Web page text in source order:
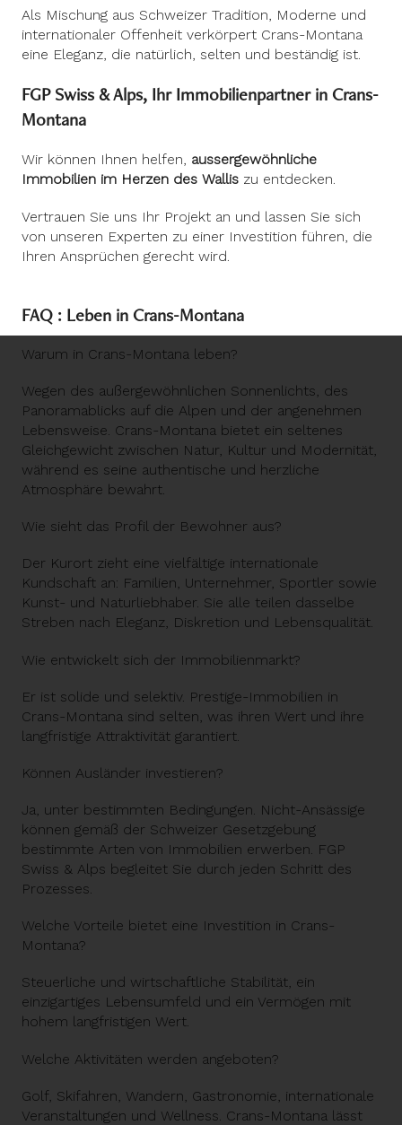
Als Mischung aus Schweizer Tradition, Moderne und
internationaler Offenheit verkörpert Crans-Montana
eine Eleganz, die natürlich, selten und beständig ist.
FGP Swiss & Alps, Ihr Immobilienpartner in Crans-
Montana
Wir können Ihnen helfen, aussergewöhnliche
Immobilien im Herzen des Wallis zu entdecken.
Vertrauen Sie uns Ihr Projekt an und lassen Sie sich
von unseren Experten zu einer Investition führen, die
Ihren Ansprüchen gerecht wird.
FAQ : Leben in Crans-Montana
Warum in Crans-Montana leben?
Wegen des außergewöhnlichen Sonnenlichts, des
Panoramablicks auf die Alpen und der angenehmen
Lebensweise. Crans-Montana bietet ein seltenes
Gleichgewicht zwischen Natur, Kultur und Modernität,
während es seine authentische und herzliche
Atmosphäre bewahrt.
Wie sieht das Profil der Bewohner aus?
Der Kurort zieht eine vielfältige internationale
Kundschaft an: Familien, Unternehmer, Sportler sowie
Kunst- und Naturliebhaber. Sie alle teilen dasselbe
Streben nach Eleganz, Diskretion und Lebensqualität.
Wie entwickelt sich der Immobilienmarkt?
Er ist solide und selektiv. Prestige-Immobilien in
Crans-Montana sind selten, was ihren Wert und ihre
langfristige Attraktivität garantiert.
Können Ausländer investieren?
Ja, unter bestimmten Bedingungen. Nicht-Ansässige
können gemäß der Schweizer Gesetzgebung
bestimmte Arten von Immobilien erwerben. FGP
Swiss & Alps begleitet Sie durch jeden Schritt des
Prozesses.
Welche Vorteile bietet eine Investition in Crans-
Montana?
Steuerliche und wirtschaftliche Stabilität, ein
einzigartiges Lebensumfeld und ein Vermögen mit
hohem langfristigen Wert.
Welche Aktivitäten werden angeboten?
Golf, Skifahren, Wandern, Gastronomie, internationale
Veranstaltungen und Wellness. Crans-Montana lässt